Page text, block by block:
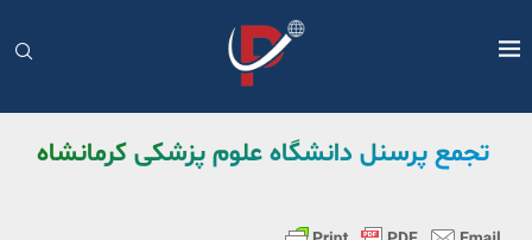
‌ تجمع پرسنل دانشگاه علوم پزشکی کرمانشاه